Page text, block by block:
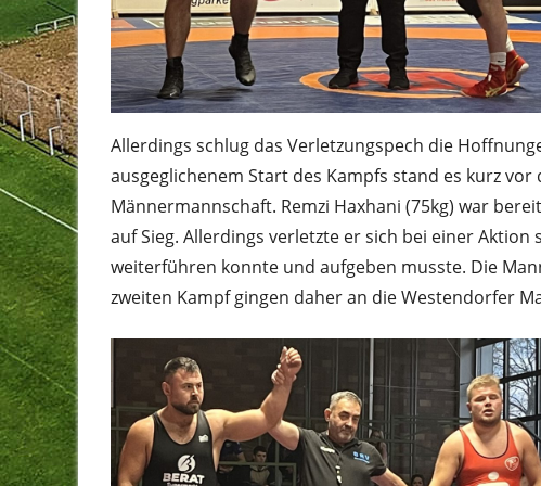
Allerdings schlug das Verletzungspech die
ausgeglichenem Start des Kampfs stand es kurz
Männermannschaft. Remzi Haxhani (75kg) war
auf Sieg. Allerdings verletzte er sich bei einer
weiterführen konnte und aufgeben musste. Die
zweiten Kampf gingen daher an die Westendorfer